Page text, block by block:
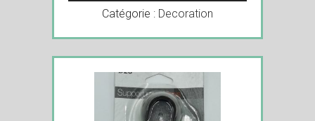
Catégorie : Decoration